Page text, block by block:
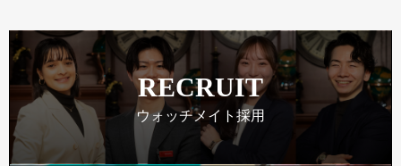
RECRUIT
ウォッチメイト採用